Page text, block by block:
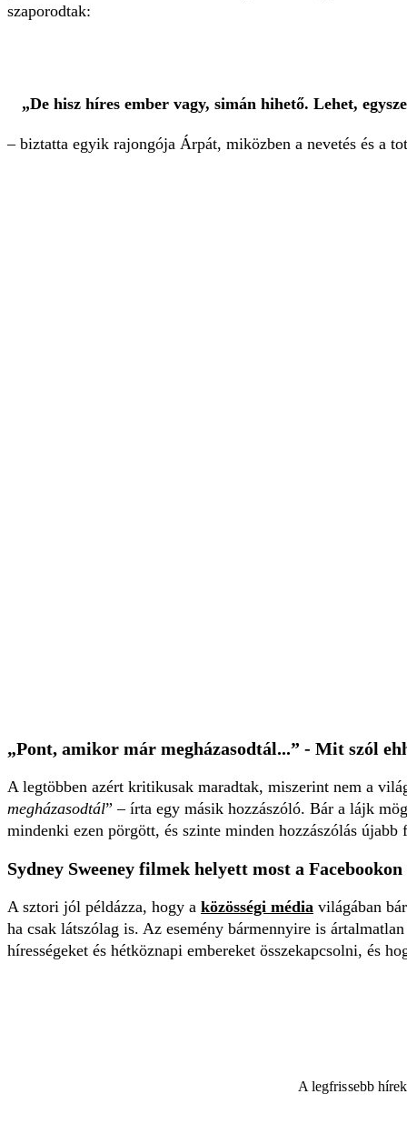
szaporodtak:
„De hisz híres ember vagy, simán hihető. Lehet,
– biztatta egyik rajongója Árpát, miközben a nevetés és a
„Pont, amikor már megházasodtál...” - Mit szól
A legtöbben azért kritikusak maradtak, miszerint nem a
megházasodtál” – írta egy másik hozzászóló. Bár a lájk
mindenki ezen pörgött, és szinte minden hozzászólás
Sydney Sweeney filmek helyett most a
A sztori jól példázza, hogy a közösségi média világában
ha csak látszólag is. Az esemény bármennyire is
hírességeket és hétköznapi embereket összekapcsolni, és
A legfrissebb